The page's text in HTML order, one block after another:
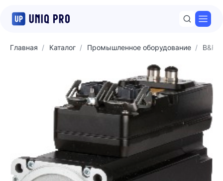
Главная Каталог Промышленное оборудование B&R